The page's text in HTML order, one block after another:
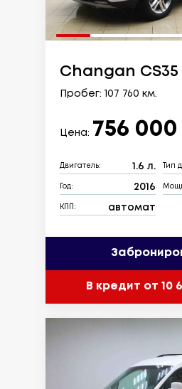
Changan CS35
Пробег: 107 760 км.
Цена: 756
Двигатель: 1.6 л. Тип
Год: 2016
КПП: автомат
В кредит от 10